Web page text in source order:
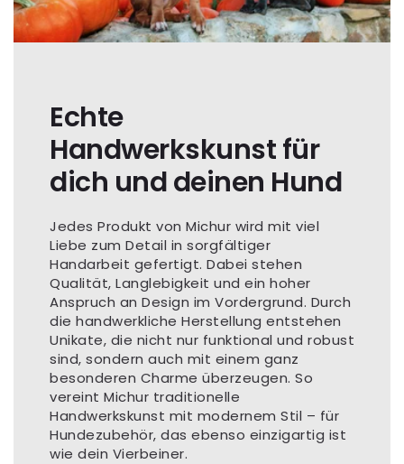
Echte
Handwerkskunst für
dich und deinen Hund
Jedes Produkt von Michur wird mit viel
Liebe zum Detail in sorgfältiger
Handarbeit gefertigt. Dabei stehen
Qualität, Langlebigkeit und ein hoher
Anspruch an Design im Vordergrund. Durch
die handwerkliche Herstellung entstehen
Unikate, die nicht nur funktional und robust
sind, sondern auch mit einem ganz
besonderen Charme überzeugen. So
vereint Michur traditionelle
Handwerkskunst mit modernem Stil – für
Hundezubehör, das ebenso einzigartig ist
wie dein Vierbeiner.